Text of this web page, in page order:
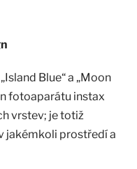
Blue“ a „Moon
fotoaparátu instax
vrstev; je totiž
jakémkoli prostředí a